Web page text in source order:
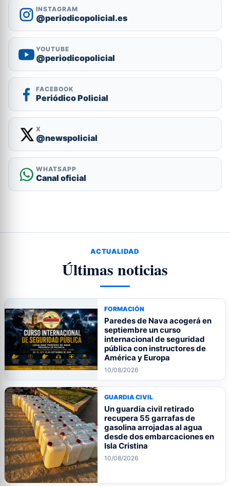
INSTAGRAM
@periodicopolicial.es
YOUTUBE
@periodicopolicial
FACEBOOK
Periódico Policial
X
@newspolicial
WHATSAPP
Canal oficial
ACTUALIDAD
Últimas noticias
FORMACIÓN
Paredes de Nava acogerá en
septiembre un curso
internacional de seguridad
pública con instructores de
América y Europa
10/08/2026
GUARDIA CIVIL
Un guardia civil retirado
recupera 55 garrafas de
gasolina arrojadas al agua
desde dos embarcaciones en
Isla Cristina
10/08/2026